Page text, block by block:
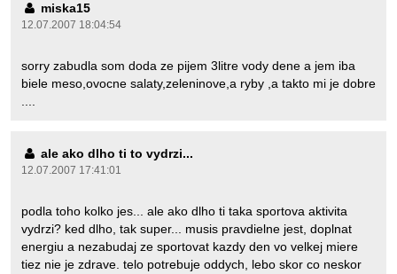
miska15
12.07.2007 18:04:54
sorry zabudla som doda ze pijem 3litre vody dene a jem iba
biele meso,ovocne salaty,zeleninove,a ryby ,a takto mi je dobre
ale ako dlho ti to vydrzi...
12.07.2007 17:41:01
podla toho kolko jes... ale ako dlho ti taka sportova aktivita
vydrzi? ked dlho, tak super... musis pravdielne jest, doplnat
energiu a nezabudaj ze sportovat kazdy den vo velkej miere
tiez nie je zdrave. telo potrebuje oddych, lebo skor co neskor